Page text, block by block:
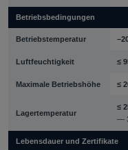
Betriebsbedingungen
Betriebstemperatur
Luftfeuchtigkeit ≤
Maximale Betriebshöhe ≤
Lagertemperatur
≤
—
Lebensdauer und Zertifikate